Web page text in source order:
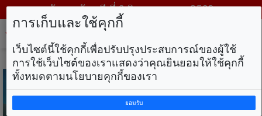
วันพฤหัสบดี ที่ 6 สิงหาคม พ.ศ. 2569
การเก็บและใช้คุกกี้
เว็บไซต์นี้ใช้คุกกี้เพื่อปรับปรุงประสบการณ์ของผู้ใช้
การใช้เว็บไซต์ของเราแสดงว่าคุณยินยอมให้ใช้คุกกี้
ทั้งหมดตามนโยบายคุกกี้ของเรา
ยอมรับ